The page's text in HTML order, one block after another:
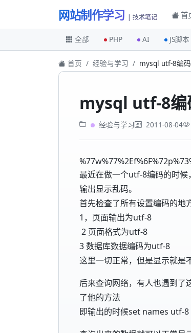
网站制作学习 | 技术笔记 首
全部 PHP AI JS脚本
首页 经验与学习 mysql utf-8编
mysql utf-8编
经验与学习 2011-08-04
最近在做一个utf-8编码的时
输出显示乱码。
首先检查了所有设置编码的地
1，页面输出为utf-8
2 页面格式为utf-8
3 数据库数据编码为utf-8
这里一切正常，但是显示就是
后来查询网络，有人也遇到了
了他的方法
即输出的时候set names utf-